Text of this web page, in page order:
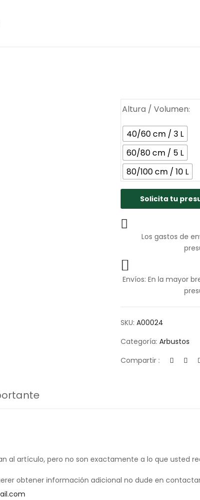
Altura / Volumen
40/60 cm / 3 L
60/80 cm / 5 L
80/100 cm / 10 L
Solicita tu
Los gastos de
Envíos: En la mayor
SKU:A00024
Categoría:Arbustos
Compartir :
al artículo, pero no son exactamente a lo que usted
obtener información adicional no dude en